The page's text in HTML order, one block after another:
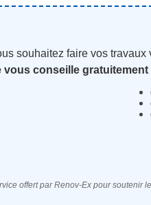
souhaitez faire vos
vous conseille gratuitement
offert par Renov-Ex pour soutenir